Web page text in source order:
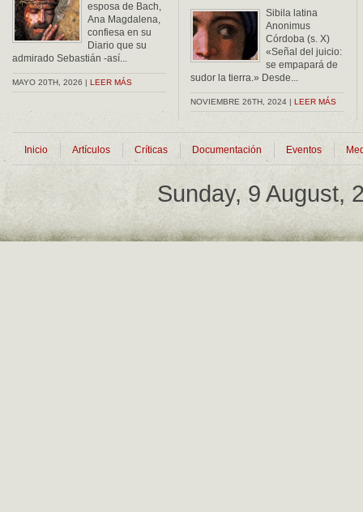
esposa de Bach,
Ana Magdalena,
confiesa en su
Diario que su
admirado Sebastián -así...
MAYO 20TH, 2026 | LEER MÁS
Sibila latina
Anonimus
Córdoba (s. X)
«Señal del juicio:
se empapará de
sudor la tierra.» Desde...
NOVIEMBRE 26TH, 2024 | LEER MÁS
Inicio Artículos Críticas Documentación Eventos
Sunday, 9 August,